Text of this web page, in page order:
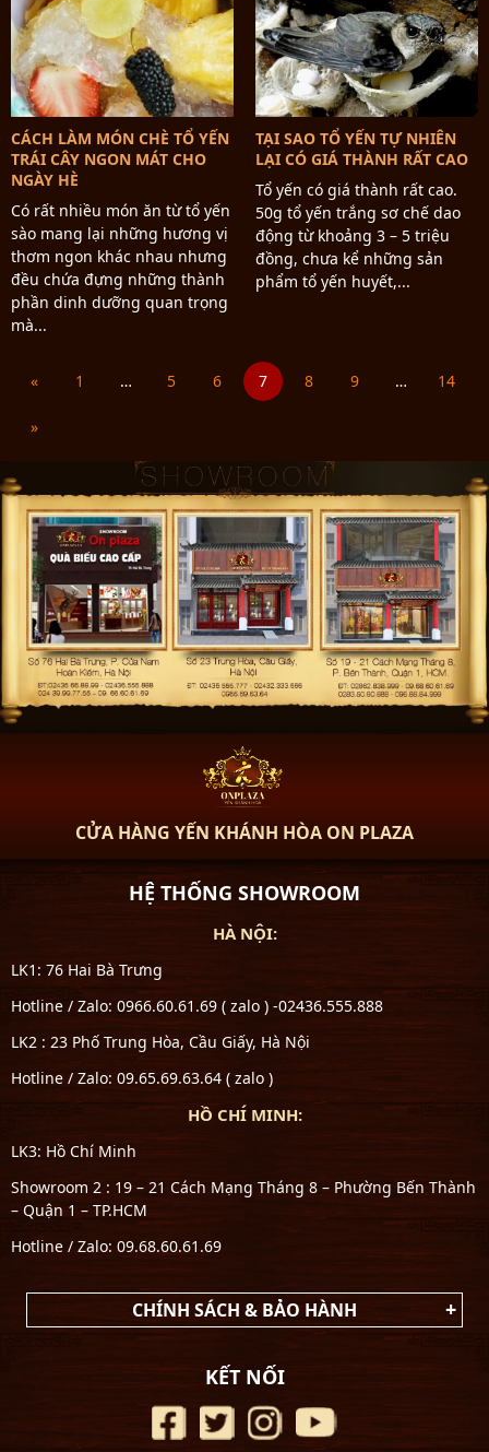
CÁCH LÀM MÓN CHÈ TỔ YẾN
TRÁI CÂY NGON MÁT CHO
NGÀY HÈ
Có rất nhiều món ăn từ tổ yến
sào mang lại những hương vị
thơm ngon khác nhau nhưng
đều chứa đựng những thành
phần dinh dưỡng quan trọng
mà...
TẠI SAO TỔ YẾN TỰ NHIÊN
LẠI CÓ GIÁ THÀNH RẤT CAO
Tổ yến có giá thành rất cao.
50g tổ yến trắng sơ chế dao
động từ khoảng 3 – 5 triệu
đồng, chưa kể những sản
phẩm tổ yến huyết,...
« 1 … 5 6 7 8 9 … 14
»
CỬA HÀNG YẾN KHÁNH HÒA ON PLAZA
HỆ THỐNG SHOWROOM
HÀ NỘI:
LK1: 76 Hai Bà Trưng
Hotline / Zalo: 0966.60.61.69 ( zalo ) -02436.555.888
LK2 : 23 Phố Trung Hòa, Cầu Giấy, Hà Nội
Hotline / Zalo: 09.65.69.63.64 ( zalo )
HỒ CHÍ MINH:
LK3: Hồ Chí Minh
Showroom 2 : 19 – 21 Cách Mạng Tháng 8 – Phường Bến Thành
– Quận 1 – TP.HCM
Hotline / Zalo: 09.68.60.61.69
CHÍNH SÁCH & BẢO HÀNH
KẾT NỐI